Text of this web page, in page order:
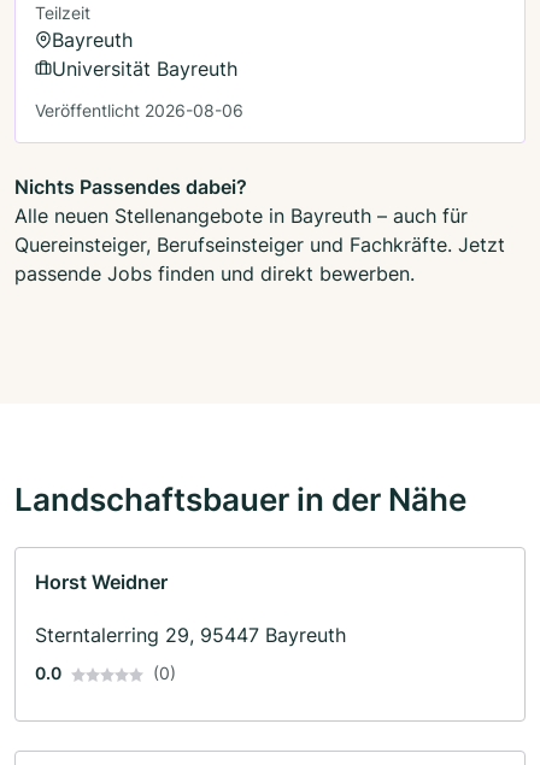
Teilzeit
Bayreuth
Universität Bayreuth
Veröffentlicht 2026-08-06
Nichts Passendes dabei?
Alle neuen Stellenangebote in Bayreuth – auch für
Quereinsteiger, Berufseinsteiger und Fachkräfte. Jetzt
passende Jobs finden und direkt bewerben.
Landschaftsbauer in der Nähe
Horst Weidner
Sterntalerring 29, 95447 Bayreuth
0.0 (0)